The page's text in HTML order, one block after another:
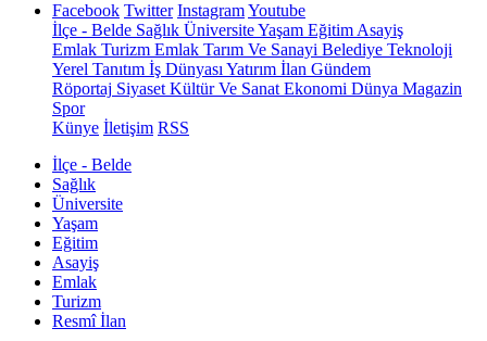
Facebook Twitter InstagramYoutube
İlçe - Belde Sağlık ÜniversiteYaşam Eğitim Asayiş
Emlak Turizm Emlak Tarım Ve Sanayi Belediye Teknoloji
Yerel Tanıtım İş Dünyası Yatırım İlan Gündem
Röportaj Siyaset Kültür Ve Sanat Ekonomi Dünya Magazin
Spor
Künye İletişim RSS
İlçe - Belde
Sağlık
Üniversite
Yaşam
Eğitim
Asayiş
Emlak
Turizm
Resmî İlan